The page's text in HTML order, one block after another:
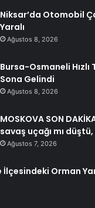
Niksar’da Otomobil
Yaralı
Ağustos 8, 2026
Bursa-Osmaneli Hızlı
Sona Gelindi
Ağustos 8, 2026
MOSKOVA SON
savaş uçağı mı
Ağustos 7, 2026
İlçesindeki Orman